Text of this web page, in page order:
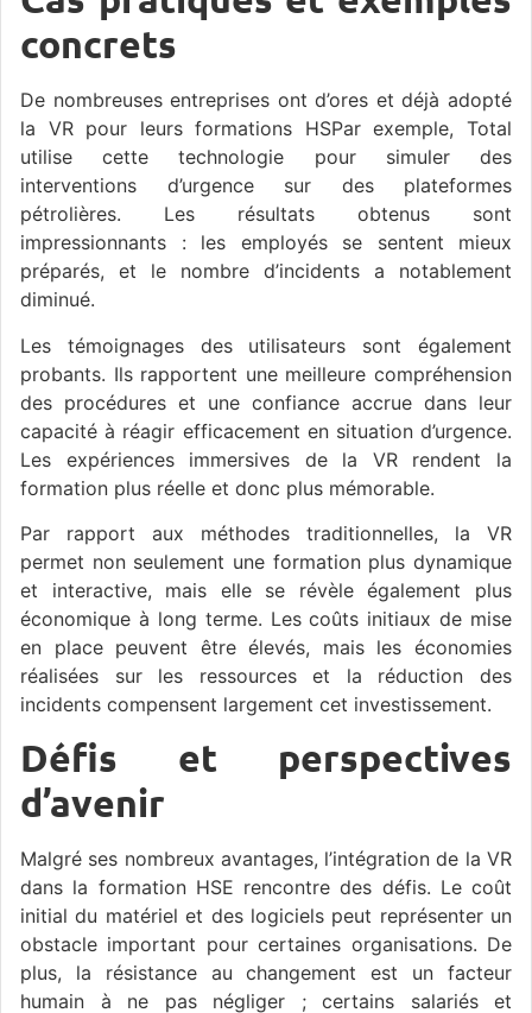
concrets
De nombreuses entreprises ont d’ores et déjà adopté
la VR pour leurs formations HSPar exemple, Total
utilise cette technologie pour simuler des
interventions d’urgence sur des plateformes
pétrolières. Les résultats obtenus sont
impressionnants : les employés se sentent mieux
préparés, et le nombre d’incidents a notablement
diminué.
Les témoignages des utilisateurs sont également
probants. Ils rapportent une meilleure compréhension
des procédures et une confiance accrue dans leur
capacité à réagir efficacement en situation d’urgence.
Les expériences immersives de la VR rendent la
formation plus réelle et donc plus mémorable.
Par rapport aux méthodes traditionnelles, la VR
permet non seulement une formation plus dynamique
et interactive, mais elle se révèle également plus
économique à long terme. Les coûts initiaux de mise
en place peuvent être élevés, mais les économies
réalisées sur les ressources et la réduction des
incidents compensent largement cet investissement.
Défis et perspectives
d’avenir
Malgré ses nombreux avantages, l’intégration de la VR
dans la formation HSE rencontre des défis. Le coût
initial du matériel et des logiciels peut représenter un
obstacle important pour certaines organisations. De
plus, la résistance au changement est un facteur
humain à ne pas négliger ; certains salariés et